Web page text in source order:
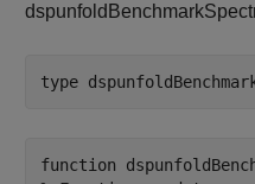
type
function